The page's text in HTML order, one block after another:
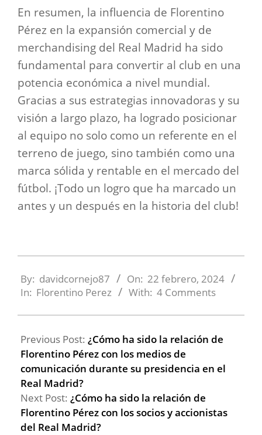
En resumen, la influencia de Florentino
Pérez en la expansión comercial y de
merchandising del Real Madrid ha sido
fundamental para convertir al club en una
potencia económica a nivel mundial.
Gracias a sus estrategias innovadoras y su
visión a largo plazo, ha logrado posicionar
al equipo no solo como un referente en el
terreno de juego, sino también como una
marca sólida y rentable en el mercado del
fútbol. ¡Todo un logro que ha marcado un
antes y un después en la historia del club!
02-
22
By: davidcornejo87 On: 22 febrero, 2024
In: Florentino Perez With: 4 Comments
Previous Post: ¿Cómo ha sido la relación de
Florentino Pérez con los medios de
comunicación durante su presidencia en el
Real Madrid?
Next Post: ¿Cómo ha sido la relación de
Florentino Pérez con los socios y accionistas
del Real Madrid?